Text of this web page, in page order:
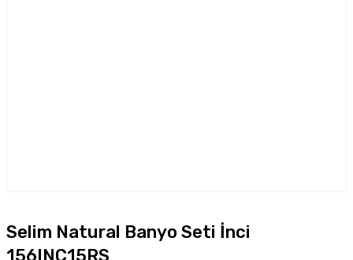
Selim Natural Banyo Seti İnci
156INC15RS